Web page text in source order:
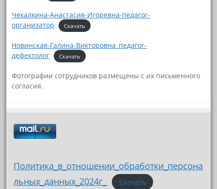
Чекалкина-Анастасия-Игоревна-педагог-
организатор
Скачать
Новинская-Галина-Викторовна_педагог-
дефектолог
Скачать
Фотографии сотрудников размещены с их письменного
согласия.
Политика_в_отношении_обработки_персона
льных_данных_2024г_
Скачать